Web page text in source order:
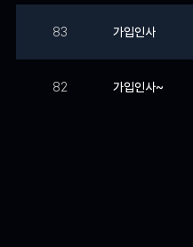
83 가입인사
82 가입인사~